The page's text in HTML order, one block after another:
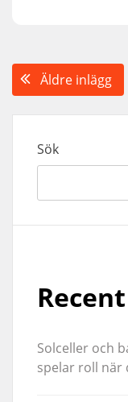
Äldre inlägg
Sök
Solceller och
spelar roll när